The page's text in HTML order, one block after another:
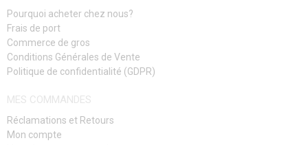
Pourquoi acheter chez nous?
Frais de port
Commerce de gros
Conditions Générales de Vente
Politique de confidentialité (GDPR)
MES COMMANDES
Réclamations et Retours
Mon compte